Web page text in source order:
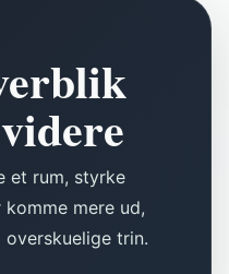
et rum, styrke
mere ud,
trin.